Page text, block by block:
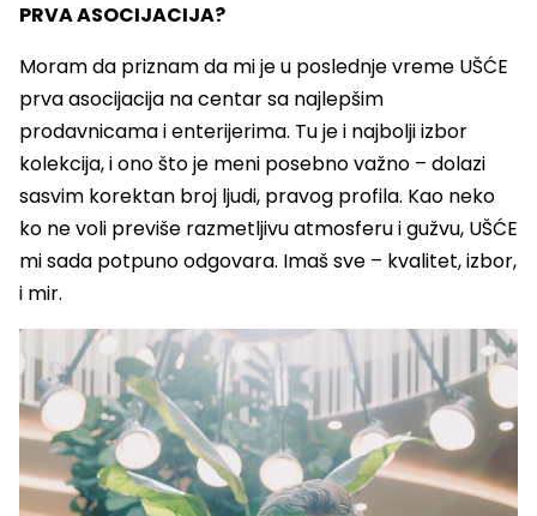
PRVA ASOCIJACIJA?
Moram da priznam da mi je u poslednje vreme UŠĆE
prva asocijacija na centar sa najlepšim
prodavnicama i enterijerima. Tu je i najbolji izbor
kolekcija, i ono što je meni posebno važno – dolazi
sasvim korektan broj ljudi, pravog profila. Kao neko
ko ne voli previše razmetljivu atmosferu i gužvu, UŠĆE
mi sada potpuno odgovara. Imaš sve – kvalitet, izbor,
i mir.